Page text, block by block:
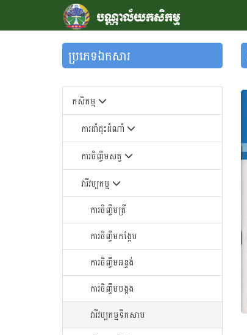
ប្រភេទឯកសារ
កសិកម្ម
ការដាំដុះដំណាំ
ការចិញ្ចឹមសត្វ
វារីវប្បកម្ម
ការចិញ្ចឹមត្រី
ការចិញ្ចឹមកង្កែប
ការចិញ្ចឹមអន្ទង់
ការចិញ្ចឹមបង្កង
វារីវប្បកម្មទឹកសាប